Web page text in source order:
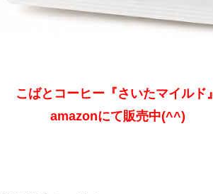
こばとコーヒー『さいたマイルド』
amazonにて販売中(^^)